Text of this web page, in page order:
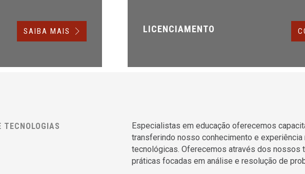
SAIBA MAIS LICENCIAMENTO
TECNOLOGIAS
Especialistas em educação oferecemos
transferindo nosso conhecimento e experiência
tecnológicas. Oferecemos através dos nossos
práticas focadas em análise e resolução de